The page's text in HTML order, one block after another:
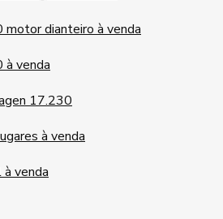
dianteiro à venda
venda
17.230
à venda
à venda